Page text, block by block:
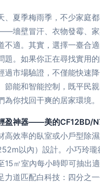
、夏季梅雨季，不少家庭
墻壁冒汗、衣物發霉、
不適。其實，選擇一臺合
題。如果你正在尋找實用
過市場驗證，不僅能快速
節能和智能控制，既平民
為你找回干爽的居家環境。
盈神器——美的CF12BD/
高效率的臥室或小戶型除
以內）設計。小巧玲瓏
15㎡室內每小時即可抽出
力道匹配白科技：四分之